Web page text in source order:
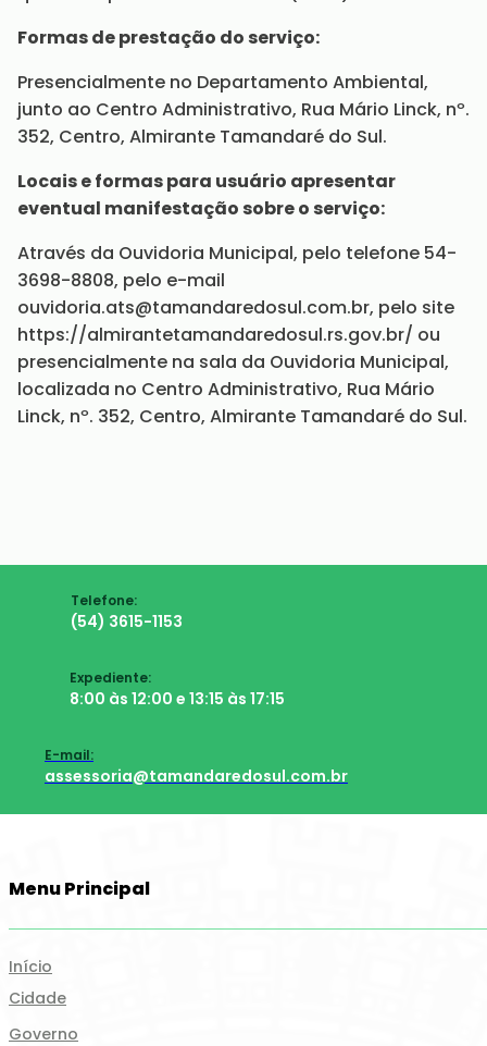
Formas de prestação do serviço:
Presencialmente no Departamento Ambiental,
junto ao Centro Administrativo, Rua Mário Linck, nº.
352, Centro, Almirante Tamandaré do Sul.
Locais e formas para usuário apresentar
eventual manifestação sobre o serviço:
Através da Ouvidoria Municipal, pelo telefone 54-
3698-8808, pelo e-mail
ouvidoria.ats@tamandaredosul.com.br, pelo site
https://almirantetamandaredosul.rs.gov.br/ ou
presencialmente na sala da Ouvidoria Municipal,
localizada no Centro Administrativo, Rua Mário
Linck, nº. 352, Centro, Almirante Tamandaré do Sul.
Telefone:
(54) 3615-1153
Expediente:
8:00 às 12:00 e 13:15 às 17:15
E-mail:
assessoria@tamandaredosul.com.br
Menu Principal
Início
Cidade
Governo